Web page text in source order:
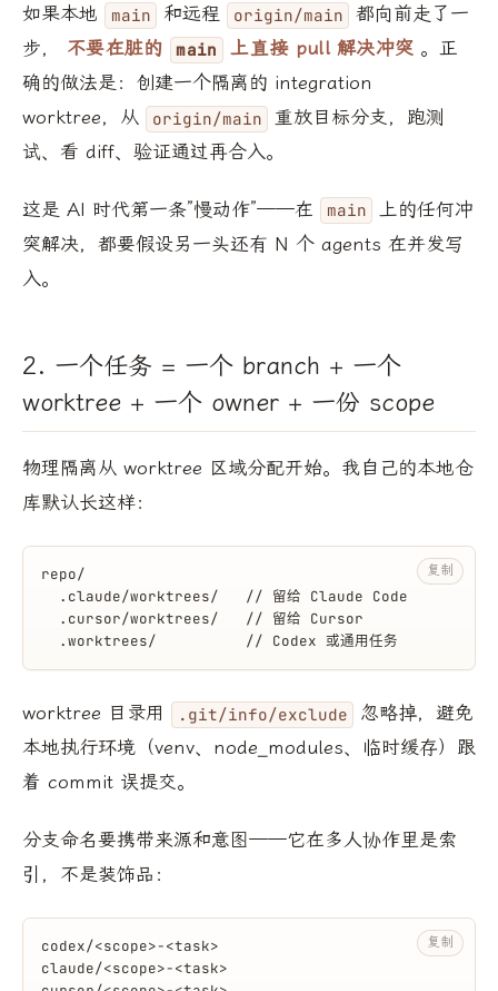
如果本地 main 和远程 origin/main
都向前走了一
步，
不要在脏的 main 上直接 pull 解决冲突 。正
确的做法是：创建一个隔离的 integration
worktree，从
origin/main
重放目标分支，跑测
试、看 diff、验证通过再合入。
这是 AI 时代第一条”慢动作”——在 main
上的任何冲
突解决，都要假设另一头还有 N 个 agents 在并发写
入。
2. 一个任务 = 一个 branch + 一个
worktree + 一个 owner + 一份 scope
物理隔离从 worktree 区域分配开始。我自己的本地仓
库默认长这样：
repo/
  .claude/worktrees/   // 留给 Claude Code
  .cursor/worktrees/   // 留给 Cursor
  .worktrees/          // Codex 或通用任务
复制
worktree 目录用 .git/info/exclude
忽略掉，避免
本地执行环境（venv、node_modules、临时缓存）跟
着 commit 误提交。
分支命名要携带来源和意图——它在多人协作里是索
引，不是装饰品：
codex/<scope>-<task>
claude/<scope>-<task>
复制